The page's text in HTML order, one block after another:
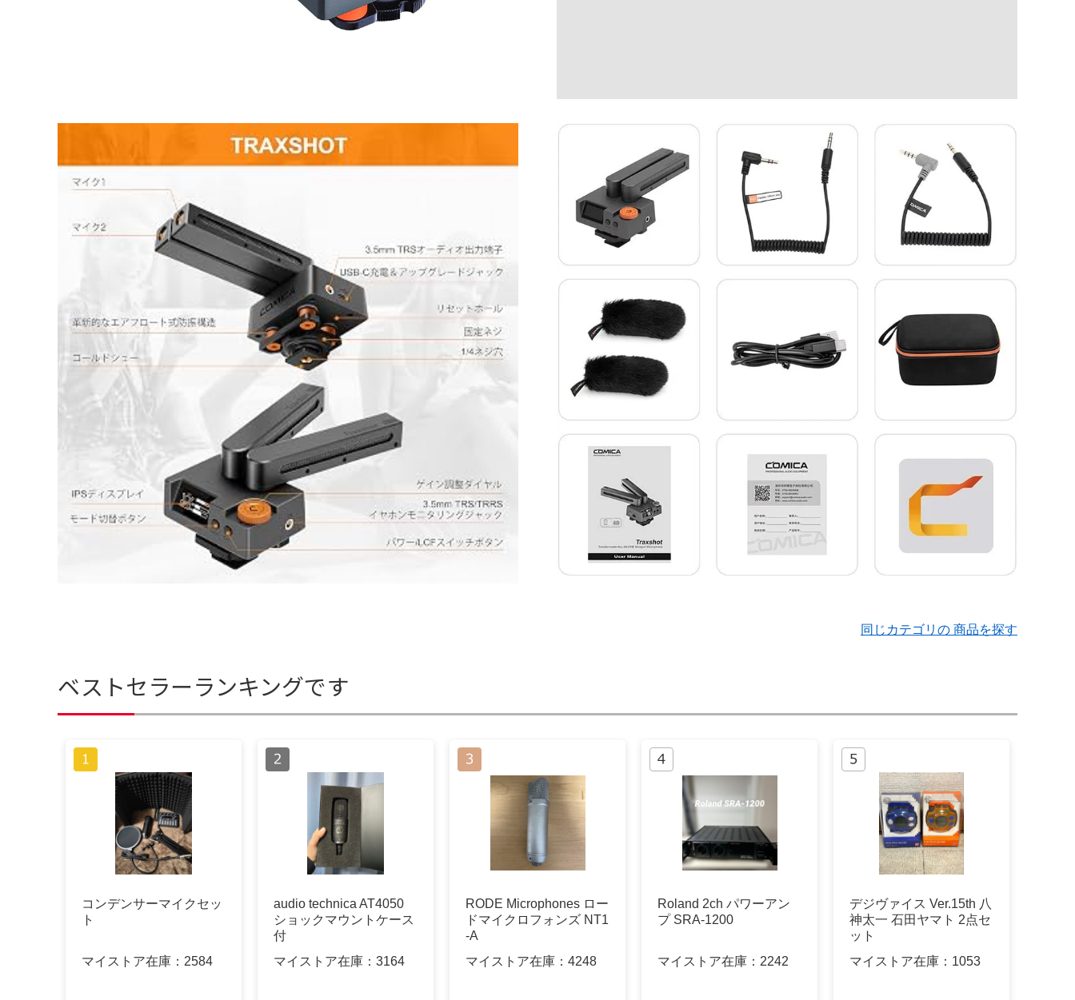
同じカテゴリの 商品を探す
ベストセラーランキングです
コンデンサーマイクセッ
ト
マイストア在庫： 2584
audio technica AT4050
ショックマウントケース
付
マイストア在庫： 3164
RODE Microphones ロー
ドマイクロフォンズ NT1
-A
マイストア在庫： 4248
Roland 2ch パワーアン
プ SRA-1200
マイストア在庫： 2242
デジヴァイス Ver.15th 八
神太一 石田ヤマト 2点セ
ット
マイストア在庫： 1053